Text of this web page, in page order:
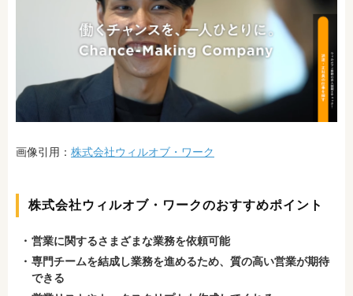
画像引用： 株式会社ウィルオブ・ワーク
株式会社ウィルオブ・ワークのおすすめポイント
営業に関するさまざまな業務を依頼可能
専門チームを結成し業務を進めるため、質の高い営業が期待
できる